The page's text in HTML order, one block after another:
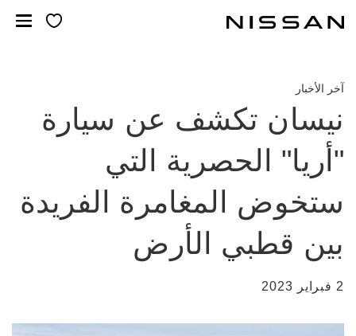
المحتوى
آخر الأخبار
نيسان تكشف عن سيارة
"أريا" الحصرية التي
ستخوض المغامرة الفريدة
بين قطبي الأرض
2 فبراير 2023